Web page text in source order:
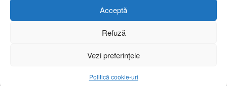
Acceptă
Refuză
Vezi preferințele
Politică cookie-uri
Copyright © 2026 Oltstar Business Group. All rights reserved.